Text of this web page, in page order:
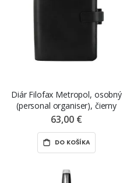
Diár Filofax Metropol, osobný
(personal organiser), čierny
63,00 €
DO KOŠÍKA